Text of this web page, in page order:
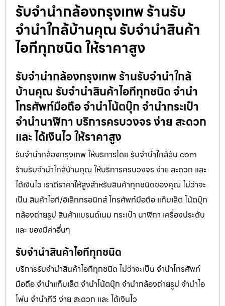
รับจำนำกล้องกรุงเทพ ร้านรับ
จำนำใกล้บ้านคุณ รับจำนำสินค้า
ไอทีทุกชนิด ให้ราคาสูง
รับจำนำกล้องกรุงเทพ ร้านรับจำนำใกล้
บ้านคุณ รับจำนำสินค้าไอทีทุกชนิด จำนำ
โทรศัพท์มือถือ จำนำโน้ตบุ๊ก จำนำกระเป๋า
จำนำนาฬิกา บริการครบวงจร ง่าย สะดวก
และ ได้เงินไว ให้ราคาสูง
รับจำนำกล้องกรุงเทพ ให้บริการโดย รับจํานําใกล้ฉัน.com
ร้านรับจำนำใกล้บ้านคุณ ให้บริการครบวงจร ง่าย สะดวก และ
ได้เงินไว เราตีราคาให้สูงสำหรับสินค้าทุกชนิดของคุณ ไม่ว่าจะ
เป็น สินค้าไอที/อิเล็กทรอนิกส์ โทรศัพท์มือถือ แท็บเล็ต โน้ตบุ๊ก
กล้องถ่ายรูป สินค้าแบรนด์เนม กระเป๋า นาฬิกา เครื่องประดับ
และ ของมีค่าอื่นๆ
รับจำนำสินค้าไอทีทุกชนิด
บริการรับจำนำสินค้าไอทีทุกชนิด ไม่ว่าจะเป็น จำนำโทรศัพท์
มือถือ จำนำแท็บเล็ต จำนำโน้ตบุ๊ก จำนำกล้องถ่ายรูป จำนำไอ
โฟน จำนำทีวี ง่าย สะดวก และ ได้เงินไว